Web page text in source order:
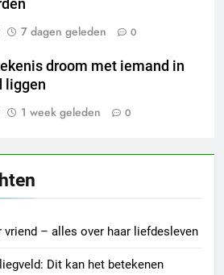
7 dagen geleden 0
droom met iemand in
liggen
1 week geleden 0
vriend – alles over haar liefdesleven
Dit kan het betekenen